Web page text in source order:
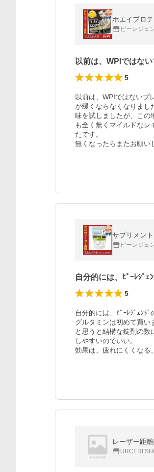
ホエイプロ
ビーレジェ
以前は、WPIではな
5
以前は、WPIではないプ
が緩くならなくなりまし
味を試しましたが、この
も全く無くマイルドな
たです。
無くなったらまたお願い
サプリメン
ビーレジェ
自分的には、ﾋﾞｰﾚｼﾞ
5
自分的には、ﾋﾞｰﾚｼﾞｪﾝﾄ
グルタミンは初めて買い
と思うと結構な錠剤の
しやすいのでいい。
効果は、疲れにくくなる
レーザー距
URCERI